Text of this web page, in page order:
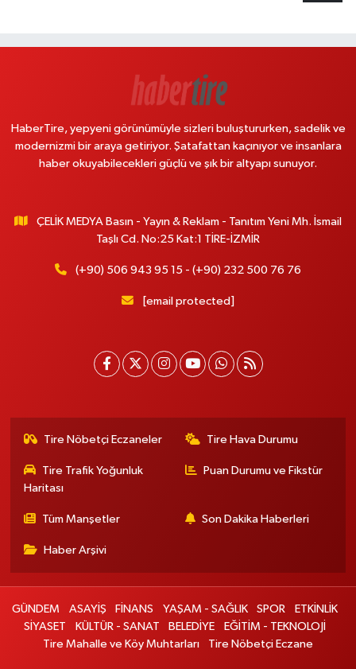
HaberTire, yepyeni görünümüyle sizleri buluştururken, sadelik ve
modernizmi bir araya getiriyor. Şatafattan kaçınıyor ve insanlara
haber okuyabilecekleri güçlü ve şık bir altyapı sunuyor.
ÇELİK MEDYA Basın - Yayın & Reklam - Tanıtım Yeni Mh. İsmail
Taşlı Cd. No:25 Kat:1 TİRE-İZMİR
(+90) 506 943 95 15 - (+90) 232 500 76 76
[email protected]
Tire Nöbetçi Eczaneler Tire Hava Durumu
Tire Trafik Yoğunluk
Haritası
Puan Durumu ve Fikstür
Tüm Manşetler Son Dakika Haberleri
Haber Arşivi
GÜNDEM ASAYİŞ FİNANS YAŞAM - SAĞLIK SPOR
ETKİNLİK
SİYASET
KÜLTÜR - SANAT BELEDİYE
EĞİTİM - TEKNOLOJİ
Tire Mahalle ve Köy Muhtarları
Tire Nöbetçi Eczane